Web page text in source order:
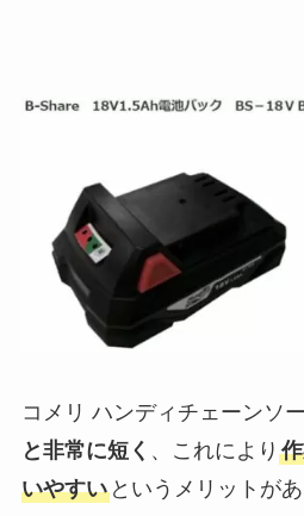
コメリ ハンディチェーンソ
と非常に短く 、これにより
いやすいというメリットがあ